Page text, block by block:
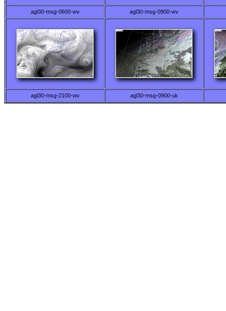
agl30-msg-0600-wv agl30-msg-0900-wv
agl30-msg-2100-wv agl30-msg-0900-uk